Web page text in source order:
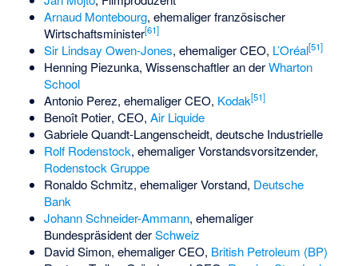
Arnaud Montebourg, ehemaliger französischer
Wirtschaftsminister[61]
Sir Lindsay Owen-Jones, ehemaliger CEO, L’Oréal[51]
Henning Piezunka, Wissenschaftler an derWharton
School
Antonio Perez, ehemaliger CEO, Kodak[51]
Benoît Potier, CEO, Air Liquide
Gabriele Quandt-Langenscheidt, deutsche Industrielle
Rolf Rodenstock, ehemaliger Vorstandsvorsitzender,
Rodenstock Gruppe
Ronaldo Schmitz, ehemaliger Vorstand, Deutsche
Bank
Johann Schneider-Ammann, ehemaliger
Bundespräsident derSchweiz
David Simon, ehemaliger CEO, British Petroleum (BP)